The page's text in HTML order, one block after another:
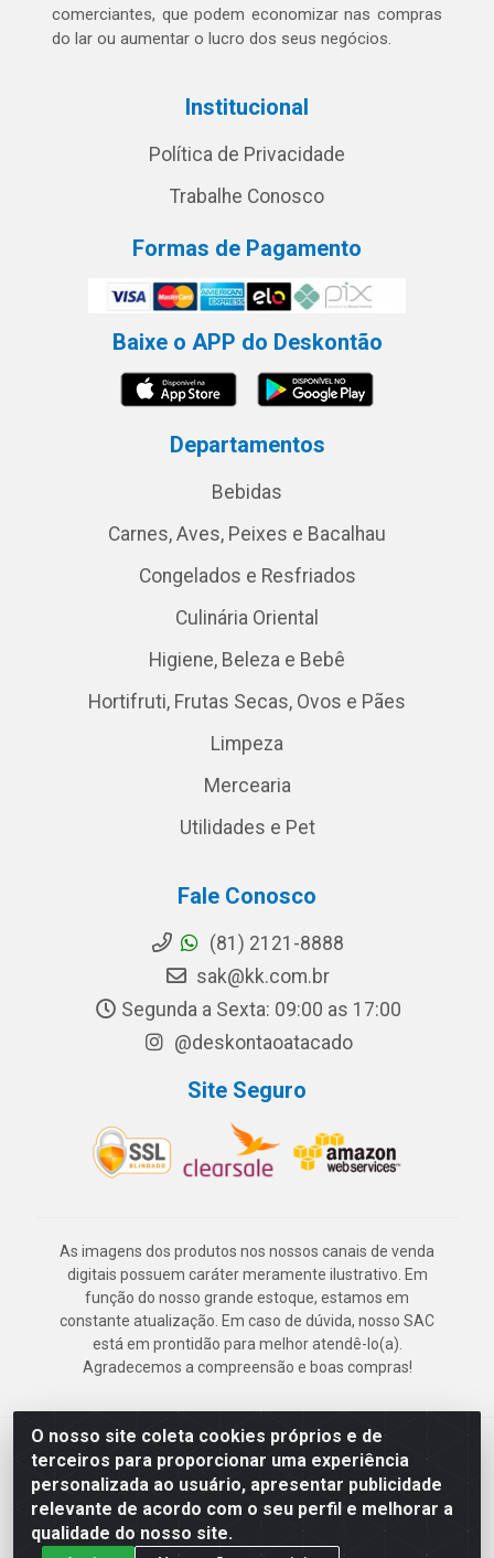
O nosso site coleta cookies próprios e de
terceiros para proporcionar uma experiência
personalizada ao usuário, apresentar publicidade
relevante de acordo com o seu perfil e melhorar a
qualidade do nosso site.
comerciantes, que podem economizar nas compras
do lar ou aumentar o lucro dos seus negócios.
Institucional
Política de Privacidade
Trabalhe Conosco
Formas de Pagamento
Baixe o APP do Deskontão
Departamentos
Bebidas
Carnes, Aves, Peixes e Bacalhau
Congelados e Resfriados
Culinária Oriental
Higiene, Beleza e Bebê
Hortifruti, Frutas Secas, Ovos e Pães
Limpeza
Mercearia
Utilidades e Pet
Fale Conosco
(81) 2121-8888
sak@kk.com.br
Segunda a Sexta: 09:00 as 17:00
@deskontaoatacado
Site Seguro
As imagens dos produtos nos nossos canais de venda
digitais possuem caráter meramente ilustrativo. Em
função do nosso grande estoque, estamos em
constante atualização. Em caso de dúvida, nosso SAC
está em prontidão para melhor atendê-lo(a).
Agradecemos a compreensão e boas compras!
Deskontão Atacado - Av. Marechal Mascarenhas de Morais, 2471 -
Imbiribeira - Recife/PE - CEP 51.150-001 - CNPJ 24.150.377/0003-
57